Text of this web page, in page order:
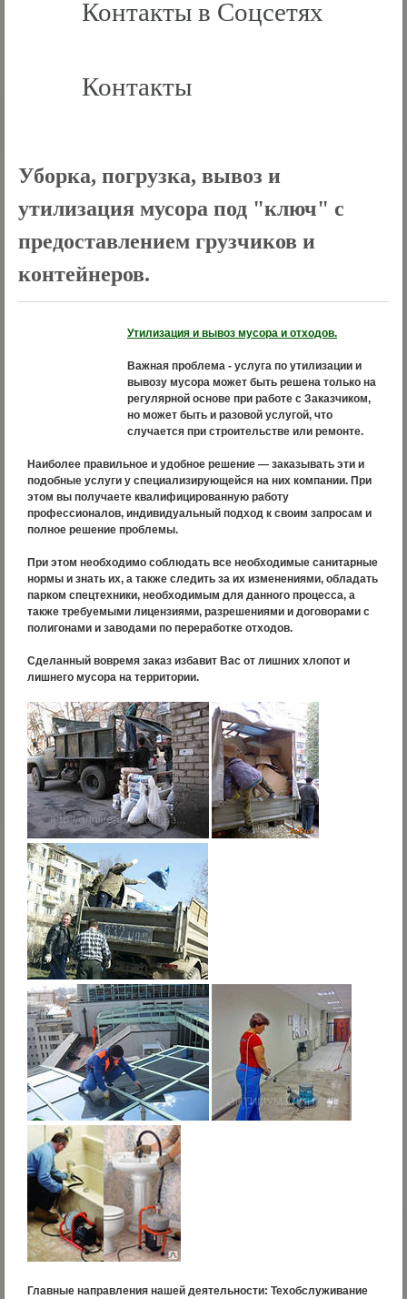
Контакты в Соцсетях
Контакты
Уборка, погрузка, вывоз и
утилизация мусора под "ключ" с
предоставлением грузчиков и
контейнеров.
Утилизация и вывоз мусора и отходов.
Важная проблема - услуга по утилизации и
вывозу мусора может быть решена только на
регулярной основе при работе с Заказчиком,
но может быть и разовой услугой, что
случается при строительстве или ремонте.
Наиболее правильное и удобное решение — заказывать эти и
подобные услуги у специализирующейся на них компании. При
этом вы получаете квалифицированную работу
профессионалов, индивидуальный подход к своим запросам и
полное решение проблемы.
При этом необходимо соблюдать все необходимые санитарные
нормы и знать их, а также следить за их изменениями, обладать
парком спецтехники, необходимым для данного процесса, а
также требуемыми лицензиями, разрешениями и договорами с
полигонами и заводами по переработке отходов.
Сделанный вовремя заказ избавит Вас от лишних хлопот и
лишнего мусора на территории.
Главные направления нашей деятельности: Техобслуживание